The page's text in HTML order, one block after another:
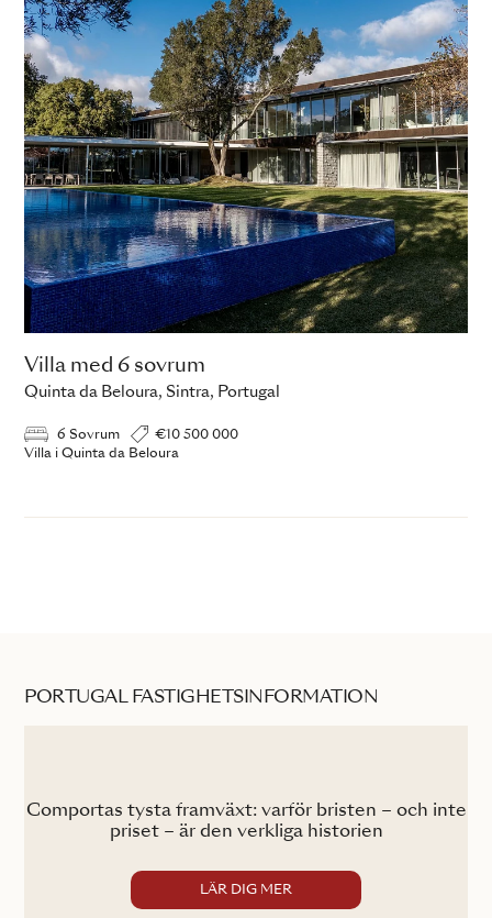
Villa med 6 sovrum
Quinta da Beloura, Sintra, Portugal
6 Sovrum
€10 500 000
Villa i Quinta da Beloura
PORTUGAL FASTIGHETSINFORMATION
Comportas tysta framväxt: varför bristen – och inte
priset – är den verkliga historien
LÄR DIG MER